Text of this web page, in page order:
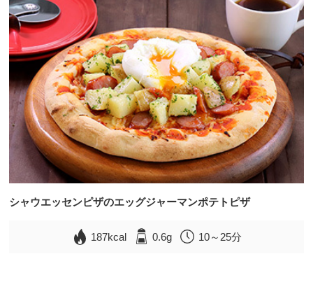
シャウエッセンピザのエッグジャーマンポテトピザ
187kcal 0.6g 10～25分